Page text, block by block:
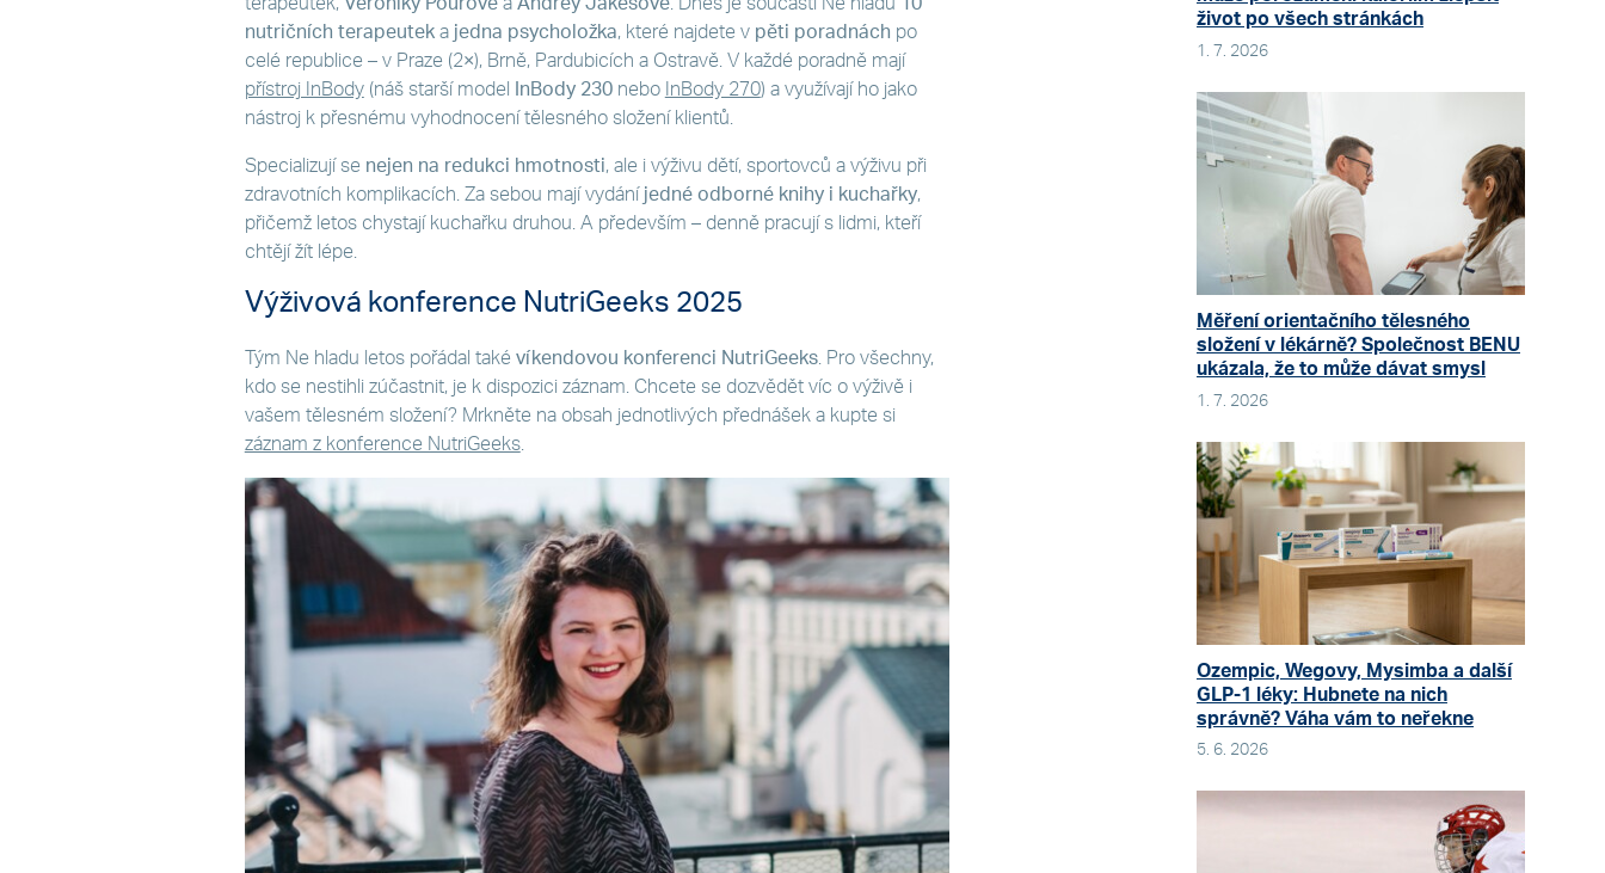
nutričních terapeuteka jedna psycholožka, které najdete v pěti poradnách po
celé republice – v Praze (2×), Brně, Pardubicích a Ostravě. V každé poradně mají
přístroj InBody(náš starší model InBody 230nebo InBody 270) a využívají ho jako
nástroj k přesnému vyhodnocení tělesného složení klientů.
Specializují se nejen na redukci hmotnosti, ale i výživu dětí, sportovců a výživu při
zdravotních komplikacích. Za sebou mají vydání jedné odborné knihy i kuchařky,
přičemž letos chystají kuchařku druhou. A především – denně pracují s lidmi, kteří
chtějí žít lépe.
Výživová konference NutriGeeks 2025
Tým Ne hladu letos pořádal také víkendovou konferenci NutriGeeks. Pro všechny,
kdo se nestihli zúčastnit, je k dispozici záznam. Chcete se dozvědět víc o výživě i
vašem tělesném složení? Mrkněte na obsah jednotlivých přednášek a kupte si
záznam z konference NutriGeeks.
život po všech stránkách
1. 7. 2026
Měření orientačního tělesného
složení v lékárně? Společnost BENU
ukázala, že to může dávat smysl
1. 7. 2026
Ozempic, Wegovy, Mysimba a další
GLP-1 léky: Hubnete na nich
správně? Váha vám to neřekne
5. 6. 2026